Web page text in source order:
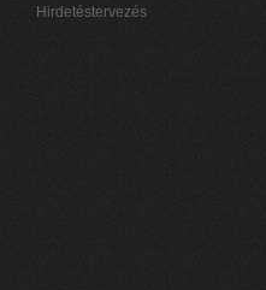
Hirdetéstervezés